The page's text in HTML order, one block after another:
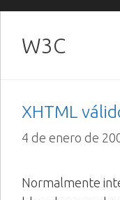
W3C
XHTML
4 de enero de
Normalmente